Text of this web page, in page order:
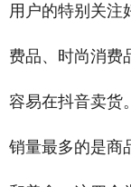
用户的特别关注
费品、时尚消费
容易在抖音卖货。
销量最多的是商